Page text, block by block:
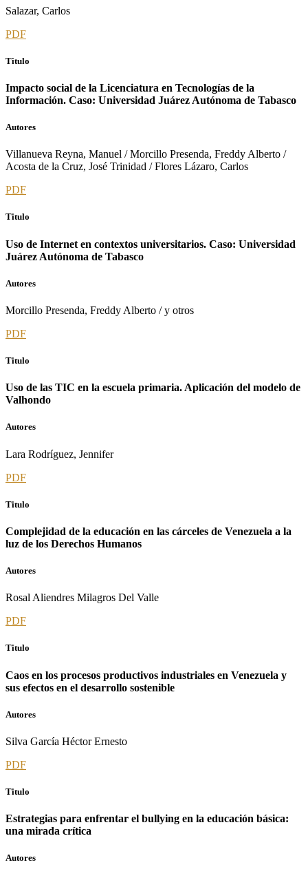
Salazar, Carlos
PDF
Titulo
Impacto social de la Licenciatura en Tecnologías de la
Información. Caso: Universidad Juárez Autónoma de Tabasco
Autores
Villanueva Reyna, Manuel / Morcillo Presenda, Freddy Alberto /
Acosta de la Cruz, José Trinidad / Flores Lázaro, Carlos
PDF
Titulo
Uso de Internet en contextos universitarios. Caso: Universidad
Juárez Autónoma de Tabasco
Autores
Morcillo Presenda, Freddy Alberto / y otros
PDF
Titulo
Uso de las TIC en la escuela primaria. Aplicación del modelo de
Valhondo
Autores
Lara Rodríguez, Jennifer
PDF
Titulo
Complejidad de la educación en las cárceles de Venezuela a la
luz de los Derechos Humanos
Autores
Rosal Aliendres Milagros Del Valle
PDF
Titulo
Caos en los procesos productivos industriales en Venezuela y
sus efectos en el desarrollo sostenible
Autores
Silva García Héctor Ernesto
PDF
Titulo
Estrategias para enfrentar el bullying en la educación básica:
una mirada crítica
Autores